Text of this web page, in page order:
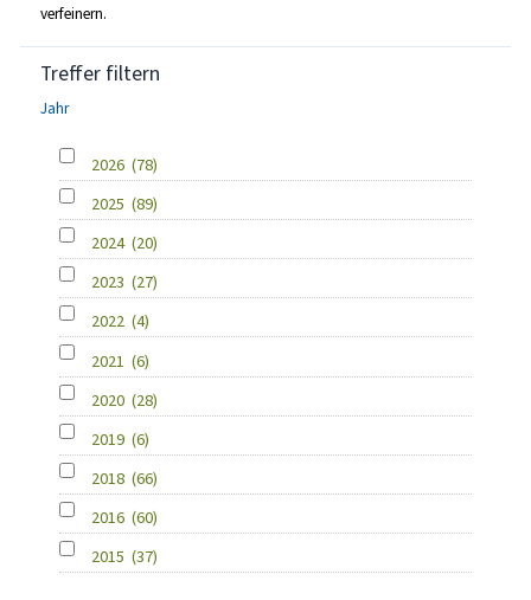
verfeinern.
Treffer filtern
Jahr
2026 (78)
2025 (89)
2024 (20)
2023 (27)
2022 (4)
2021 (6)
2020 (28)
2019 (6)
2018 (66)
2016 (60)
2015 (37)